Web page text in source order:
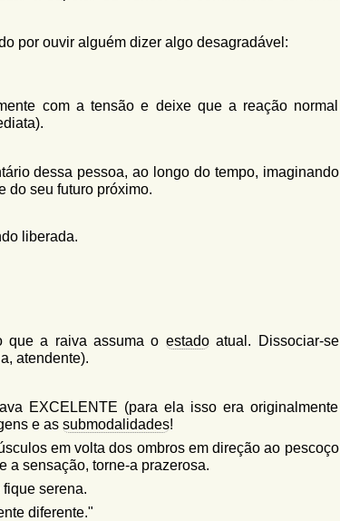
por ouvir alguém dizer algo desagradável:
com a tensão e deixe que a reação normal
dessa pessoa, ao longo do tempo, imaginando
do seu futuro próximo.
liberada.
que a raiva assuma o estadoatual. Dissociar-se
atendente).
EXCELENTE (para ela isso era originalmente
e as submodalidades!
em volta dos ombros em direção ao pescoço
a sensação, torne-a prazerosa.
serena.
diferente."